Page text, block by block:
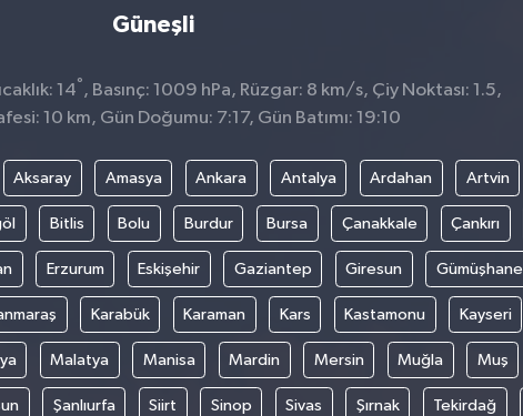
Güneşli
14° , Basınç: 1009 hPa, Rüzgar: 8 km/s, Çiy Noktası: 1.5,
10 km, Gün Doğumu: 7:17, Gün Batımı: 19:10
Aksaray Amasya Ankara Antalya Ardahan Artvin
Bitlis Bolu Burdur Bursa Çanakkale Çankırı
Erzurum Eskişehir Gaziantep Giresun Gümüşhane
Karabük Karaman Kars Kastamonu Kayseri
Malatya Manisa Mardin Mersin Muğla Muş
Şanlıurfa Siirt Sinop Sivas Şırnak Tekirdağ